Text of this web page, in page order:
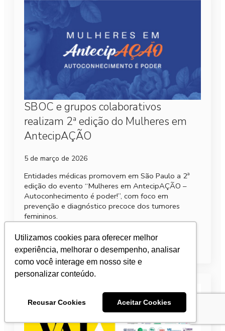
Utilizamos cookies para oferecer melhor
experiência, melhorar o desempenho, analisar
como você interage em nosso site e
personalizar conteúdo.
Recusar Cookies Aceitar Cookies
SBOC e grupos colaborativos
realizam 2ª edição do Mulheres em
AntecipAÇÃO
5 de março de 2026
Entidades médicas promovem em São Paulo a 2ª
edição do evento “Mulheres em AntecipAÇÃO –
Autoconhecimento é poder!”, com foco em
prevenção e diagnóstico precoce dos tumores
femininos.
Leia mais